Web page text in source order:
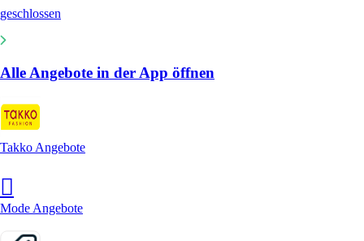
geschlossen
Alle Angebote in der App öffnen
Takko Angebote
Mode Angebote